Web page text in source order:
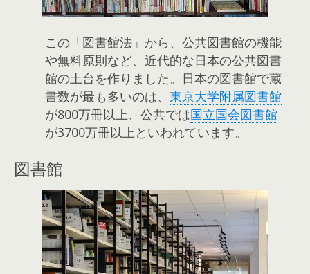
この「図書館法」から、公共図書館の機能
や無料原則など、近代的な日本の公共図書
館の土台を作りました。日本の図書館で蔵
書数が最も多いのは、 東京大学附属図書館
が800万冊以上、公共では国立国会図書館
が3700万冊以上といわれています。
図書館